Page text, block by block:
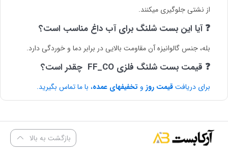
از نشتی جلوگیری میکنند.
❓ آیا این بست شلنگ برای آب داغ مناسب است؟
بله، جنس گالوانیزه آن مقاومت بالایی در برابر دما و خوردگی دارد.
❓ قیمت بست شلنگ فلزی FF_CO چقدر است؟
برای دریافتقیمت روز و تخفیفهای عمده، با ما تماس بگیرید.
بازگشت به بالا